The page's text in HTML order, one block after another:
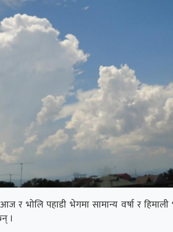
आज र भोलि पहाडी भेगमा सामान्य वर्षा र
।